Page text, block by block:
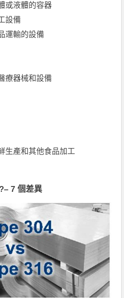
或液體的容器
設備
運輸的設備
療器械和設備
生產和其他食品加工
?– 7 個差異